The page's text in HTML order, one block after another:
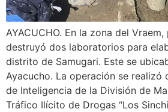
AYACUCHO. En la zona del
destruyó dos laboratorios para
distrito de Samugari. Este se
Ayacucho. La operación se realizó
de Inteligencia de la División de
Tráfico Ilícito de Drogas “Los